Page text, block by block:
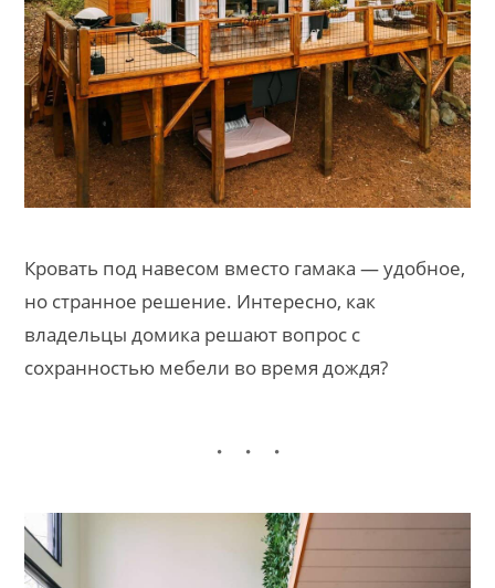
Кровать под навесом вместо гамака — удобное,
но странное решение. Интересно, как
владельцы домика решают вопрос с
сохранностью мебели во время дождя?